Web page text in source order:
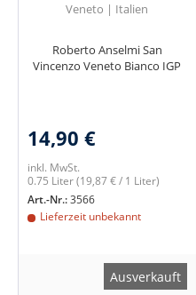
Veneto | Italien
Roberto Anselmi San
Vincenzo Veneto Bianco IGP
14,90 €
inkl. MwSt.
0.75 Liter(19,87 € / 1 Liter)
Art.-Nr.:3566
Lieferzeit unbekannt
Ausverkauft